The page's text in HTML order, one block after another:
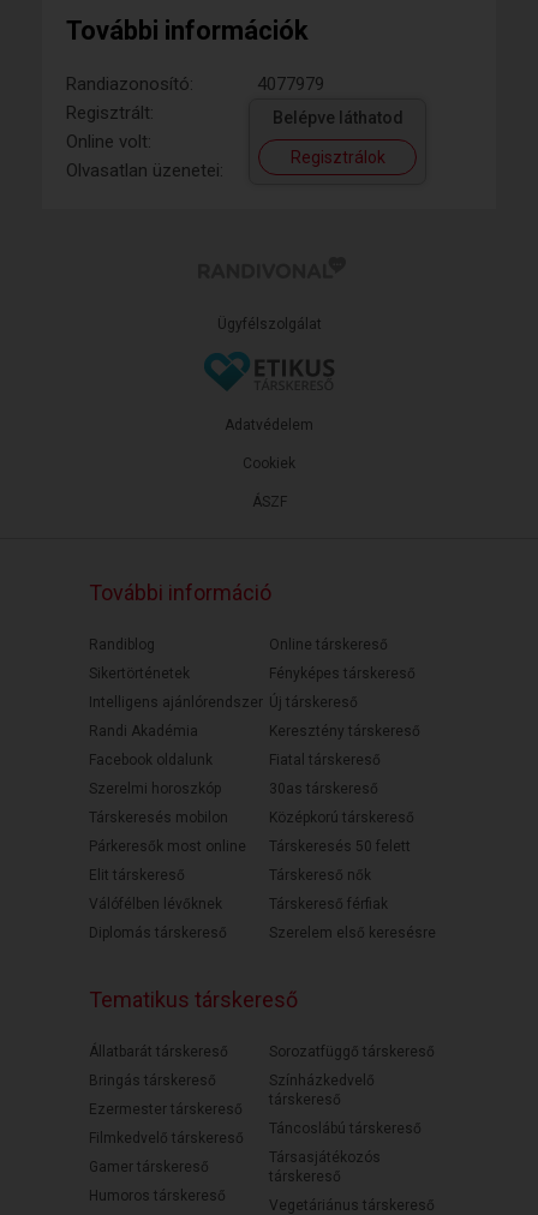
További információk
Randiazonosító:
4077979
Regisztrált:
Online volt:
Olvasatlan üzenetei:
Belépve láthatod
Regisztrálok
Ügyfélszolgálat
ÁSZF
Adatvédelem
Cookiek
További információ
Randiblog
Sikertörténetek
Intelligens ajánlórendszer
Randi Akadémia
Facebook oldalunk
Szerelmi horoszkóp
Társkeresés mobilon
Párkeresők most online
Elit társkereső
Válófélben lévőknek
Diplomás társkereső
Online társkereső
Fényképes társkereső
Új társkereső
Keresztény társkereső
Fiatal társkereső
30as társkereső
Középkorú társkereső
Társkeresés 50 felett
Társkereső nők
Társkereső férfiak
Szerelem első keresésre
Tematikus társkereső
Állatbarát társkereső
Bringás társkereső
Ezermester társkereső
Filmkedvelő társkereső
Gamer társkereső
Humoros társkereső
Sorozatfüggő társkereső
Színházkedvelő
társkereső
Táncoslábú társkereső
Társasjátékozós
társkereső
Vegetáriánus társkereső